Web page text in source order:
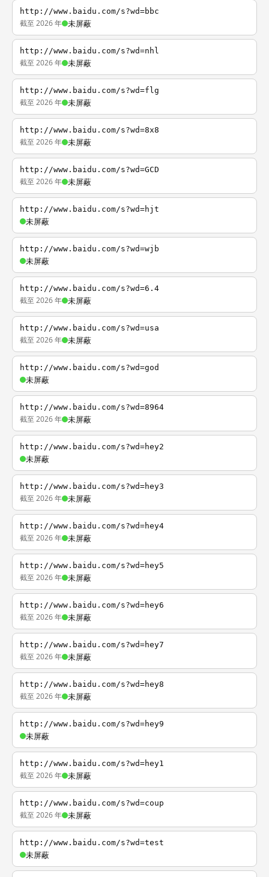
http://www.baidu.com/s?wd=bbc
截至 2026 年 未屏蔽
http://www.baidu.com/s?wd=nhl
截至 2026 年 未屏蔽
http://www.baidu.com/s?wd=flg
截至 2026 年 未屏蔽
http://www.baidu.com/s?wd=8x8
截至 2026 年 未屏蔽
http://www.baidu.com/s?wd=GCD
截至 2026 年 未屏蔽
http://www.baidu.com/s?wd=hjt
未屏蔽
http://www.baidu.com/s?wd=wjb
未屏蔽
http://www.baidu.com/s?wd=6.4
截至 2026 年 未屏蔽
http://www.baidu.com/s?wd=usa
截至 2026 年 未屏蔽
http://www.baidu.com/s?wd=god
未屏蔽
http://www.baidu.com/s?wd=8964
截至 2026 年 未屏蔽
http://www.baidu.com/s?wd=hey2
未屏蔽
http://www.baidu.com/s?wd=hey3
截至 2026 年 未屏蔽
http://www.baidu.com/s?wd=hey4
截至 2026 年 未屏蔽
http://www.baidu.com/s?wd=hey5
截至 2026 年 未屏蔽
http://www.baidu.com/s?wd=hey6
截至 2026 年 未屏蔽
http://www.baidu.com/s?wd=hey7
截至 2026 年 未屏蔽
http://www.baidu.com/s?wd=hey8
截至 2026 年 未屏蔽
http://www.baidu.com/s?wd=hey9
未屏蔽
http://www.baidu.com/s?wd=hey1
截至 2026 年 未屏蔽
http://www.baidu.com/s?wd=coup
截至 2026 年 未屏蔽
http://www.baidu.com/s?wd=test
未屏蔽